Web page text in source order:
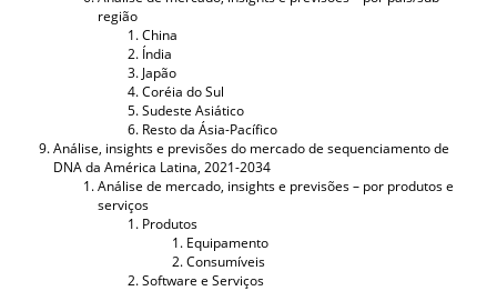
região
China
Índia
Japão
Coréia do Sul
Sudeste Asiático
Resto da Ásia-Pacífico
Análise, insights e previsões do mercado de sequenciamento de
DNA da América Latina, 2021-2034
Análise de mercado, insights e previsões – por produtos e
serviços
Produtos
Equipamento
Consumíveis
Software e Serviços